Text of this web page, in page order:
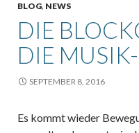
BLOG, NEWS
DIE
DIE
SEPTEMBER 8, 2016
Es kommt wieder